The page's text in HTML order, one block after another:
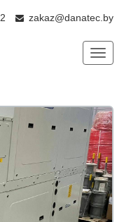
2 zakaz@danatec.by